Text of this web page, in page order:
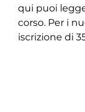
qui puoi
corso. Per i
iscrizione di